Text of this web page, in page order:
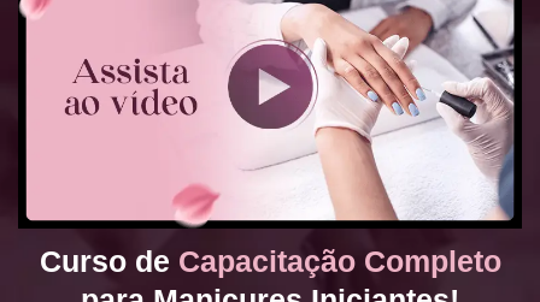
Curso de Capacitação Completo